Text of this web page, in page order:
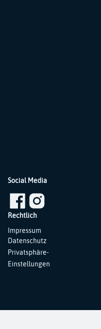
Social Media
Rechtlich
Navigation
überspringen
Impressum
Datenschutz
Privatsphäre-
Einstellungen